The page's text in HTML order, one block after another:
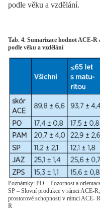
podle věku a vzdělání.
Tab. 4. Sumarizace hodnot ACE-
podle věku a vzdělání
Poznámky: PO – Pozornost a
SP – Slovní produkce v rámci ACE-
prostorové schopnosti v rámci ACE-
R